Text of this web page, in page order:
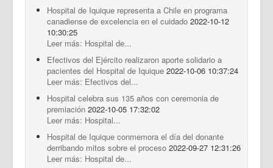
Hospital de Iquique representa a Chile en programa
canadiense de excelencia en el cuidado 2022-10-12
10:30:25
Leer más: Hospital de...
Efectivos del Ejército realizaron aporte solidario a
pacientes del Hospital de Iquique 2022-10-06 10:37:24
Leer más: Efectivos del...
Hospital celebra sus 135 años con ceremonia de
premiación 2022-10-05 17:32:02
Leer más: Hospital...
Hospital de Iquique conmemora el día del donante
derribando mitos sobre el proceso 2022-09-27 12:31:26
Leer más: Hospital de...